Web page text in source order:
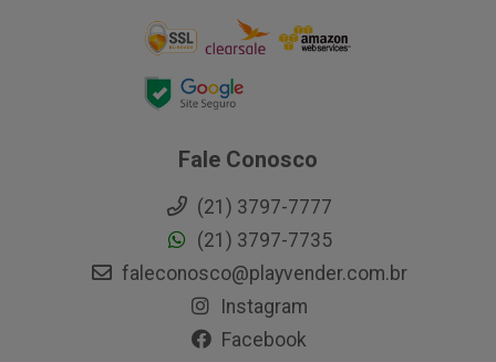
Fale Conosco
(21) 3797-7777
(21) 3797-7735
faleconosco@playvender.com.br
Instagram
Facebook